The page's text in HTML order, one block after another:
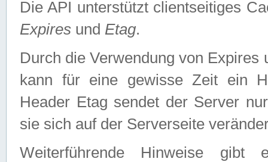
Die API unterstützt clientseitiges
Expires und Etag.
Durch die Verwendung von
kann für eine gewisse Zeit ein
Header Etag sendet der Server
sie sich auf der Serverseite
Weiterführende Hinweise